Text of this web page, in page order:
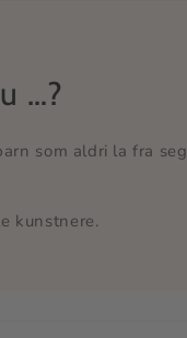
…?
som aldri la fra seg
kunstnere.